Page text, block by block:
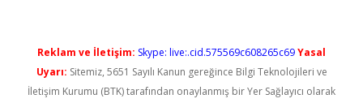
Reklam ve İletişim: Skype: live:.cid.575569c608265c69Yasal
Uyarı: Sitemiz, 5651 Sayılı Kanun gereğince Bilgi Teknolojileri ve
İletişim Kurumu (BTK) tarafından onaylanmış bir Yer Sağlayıcı olarak